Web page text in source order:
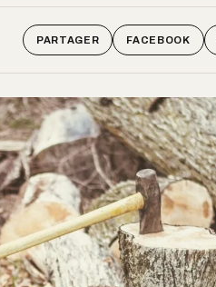
PARTAGER FACEBOOK